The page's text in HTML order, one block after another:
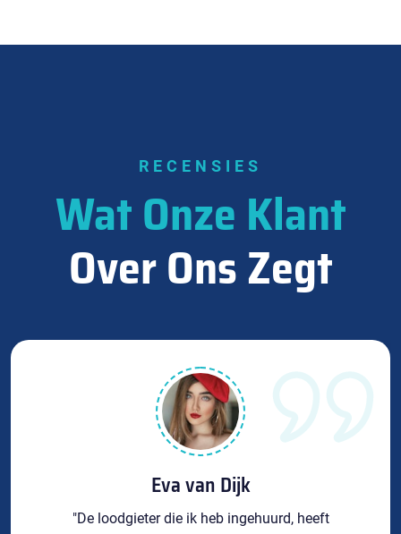
RECENSIES
Wat Onze Klant
Over Ons Zegt
Eva van Dijk
"De loodgieter die ik heb ingehuurd, heeft